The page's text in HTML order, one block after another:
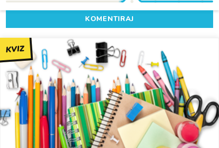
KOMENTIRAJ
KVIZ